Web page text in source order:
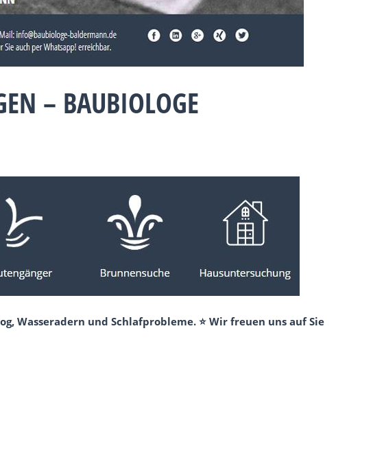
– BAUBIOLOGE
Wasseradern und Schlafprobleme. ⭐ Wir freuen uns auf Sie